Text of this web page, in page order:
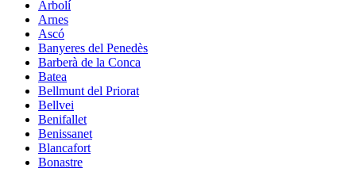
Arbolí
Arnes
Ascó
Banyeres del Penedès
Barberà de la Conca
Batea
Bellmunt del Priorat
Bellvei
Benifallet
Benissanet
Blancafort
Bonastre